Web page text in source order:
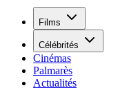
Films
Célébrités
Cinémas
Palmarès
Actualités